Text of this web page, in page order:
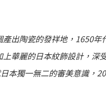
出陶瓷的發祥地， 1650年
華麗的日本紋飾設計，深
本獨一無二的審美意識，